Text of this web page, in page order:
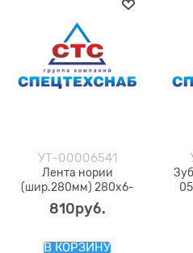
УТ-00006541
Лента нории
(шир.280мм) 280х6-
БКНЛ-65-2-0/0
810руб.
В КОРЗИНУ